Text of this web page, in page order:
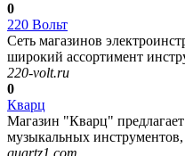
0
220 Вольт
Сеть магазинов
широкий ассортимент
220-volt.ru
0
Кварц
Магазин "Кварц"
музыкальных